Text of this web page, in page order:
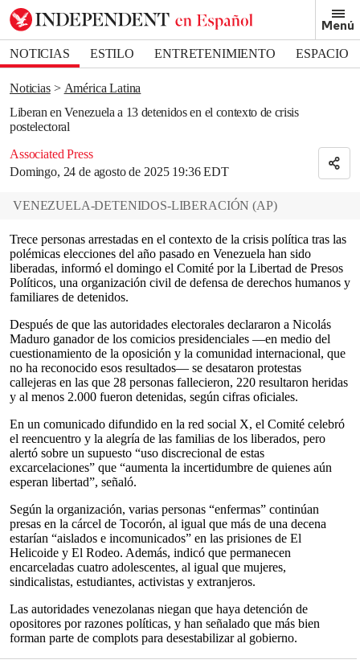
Menú
NOTICIAS ESTILO ENTRETENIMIENTO
ESPACIO
DEPORTES
Noticias
América Latina
Liberan en Venezuela a 13 detenidos en el contexto de crisis
postelectoral
Associated Press
Domingo, 24 de agosto de 2025 19:36 EDT
Bookmark popover
Removed from bookmarks
Close popover
VENEZUELA-DETENIDOS-LIBERACIÓN (AP)
Trece personas arrestadas en el contexto de la crisis política tras las
polémicas elecciones del año pasado en Venezuela han sido
liberadas, informó el domingo el Comité por la Libertad de Presos
Políticos, una organización civil de defensa de derechos humanos y
familiares de detenidos.
Después de que las autoridades electorales declararon a Nicolás
Maduro ganador de los comicios presidenciales —en medio del
cuestionamiento de la oposición y la comunidad internacional, que
no ha reconocido esos resultados— se desataron protestas
callejeras en las que 28 personas fallecieron, 220 resultaron heridas
y al menos 2.000 fueron detenidas, según cifras oficiales.
En un comunicado difundido en la red social X, el Comité celebró
el reencuentro y la alegría de las familias de los liberados, pero
alertó sobre un supuesto “uso discrecional de estas
excarcelaciones” que “aumenta la incertidumbre de quienes aún
esperan libertad”, señaló.
Según la organización, varias personas “enfermas” continúan
presas en la cárcel de Tocorón, al igual que más de una decena
estarían “aislados e incomunicados” en las prisiones de El
Helicoide y El Rodeo. Además, indicó que permanecen
encarceladas cuatro adolescentes, al igual que mujeres,
sindicalistas, estudiantes, activistas y extranjeros.
Las autoridades venezolanas niegan que haya detención de
opositores por razones políticas, y han señalado que más bien
forman parte de complots para desestabilizar al gobierno.